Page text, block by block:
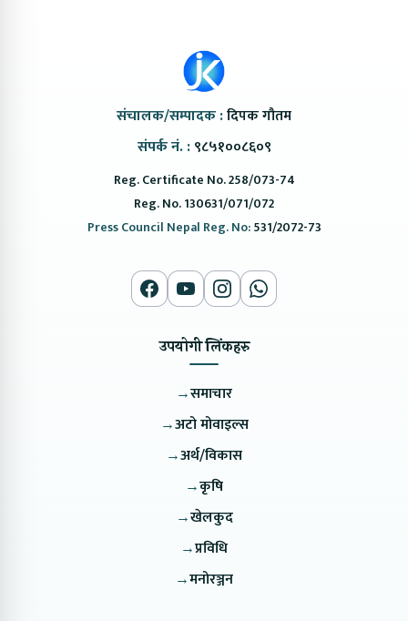
संचालक/सम्पादक :दिपक गौतम
संपर्क नं. : ९८५१००८६०९
Reg. Certificate No. 258/073-74
Reg. No. 130631/071/072
Press Council Nepal Reg. No:531/2072-73
उपयोगी लिंकहरु
→समाचार
→अटो मोवाइल्स
→अर्थ/विकास
→कृषि
→खेलकुद
→प्रविधि
→मनोरञ्जन